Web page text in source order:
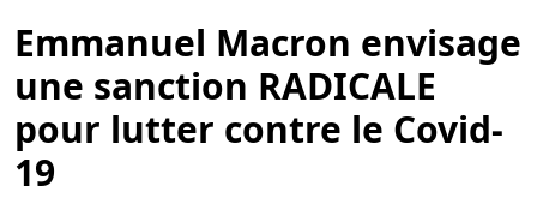
Emmanuel Macron envisage
une sanction RADICALE
pour lutter contre le Covid-
19